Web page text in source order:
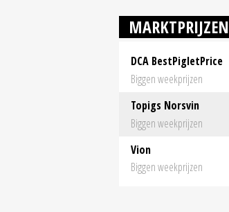
MARKTPRIJZEN
DCA BestPigletPrice
Biggen weekprijzen
Topigs Norsvin
Biggen weekprijzen
Vion
Biggen weekprijzen